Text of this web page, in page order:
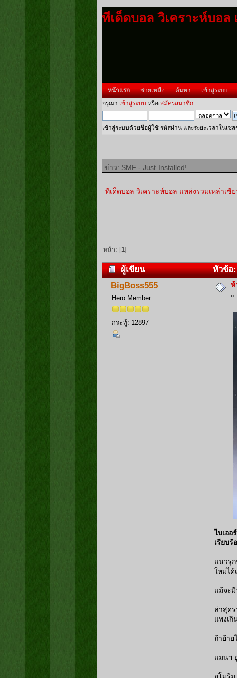
ทีเด็ดบอล วิเคราะห์บอล
หน้าแรก ช่วยเหลือ ค้นหา เข้าสู่ระบบ
กรุณา เข้าสู่ระบบ หรือ สมัครสมาชิก.
เข้าสู่ระบบด้วยชื่อผู้ใช้ รหัสผ่าน และระยะเวลาในเซ
ข่าว: SMF - Just Installed!
ทีเด็ดบอล วิเคราะห์บอล แหล่งรวมเหล่าเซี
หน้า: [ 1]
ผู้เขียน
หัวข้อ:
BigBoss555
Hero Member
กระทู้: 12897
ห้
«
ไบเออ
เรียบร้
แนวรุ
ใหม่ได้
แม้จะ
ล่าสุด
แพงเ
ถ้าย้าย
แมนฯ